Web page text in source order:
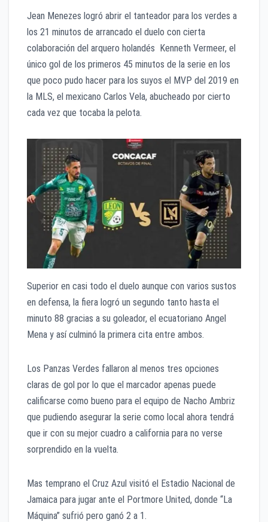
Jean Menezes logró abrir el tanteador para los verdes a
los 21 minutos de arrancado el duelo con cierta
colaboración del arquero holandés Kenneth Vermeer, el
único gol de los primeros 45 minutos de la serie en los
que poco pudo hacer para los suyos el MVP del 2019 en
la MLS, el mexicano Carlos Vela, abucheado por cierto
cada vez que tocaba la pelota.
Superior en casi todo el duelo aunque con varios sustos
en defensa, la fiera logró un segundo tanto hasta el
minuto 88 gracias a su goleador, el ecuatoriano Angel
Mena y así culminó la primera cita entre ambos.
Los Panzas Verdes fallaron al menos tres opciones
claras de gol por lo que el marcador apenas puede
calificarse como bueno para el equipo de Nacho Ambriz
que pudiendo asegurar la serie como local ahora tendrá
que ir con su mejor cuadro a california para no verse
sorprendido en la vuelta.
Mas temprano el Cruz Azul visitó el Estadio Nacional de
Jamaica para jugar ante el Portmore United, donde “La
Máquina” sufrió pero ganó 2 a 1.